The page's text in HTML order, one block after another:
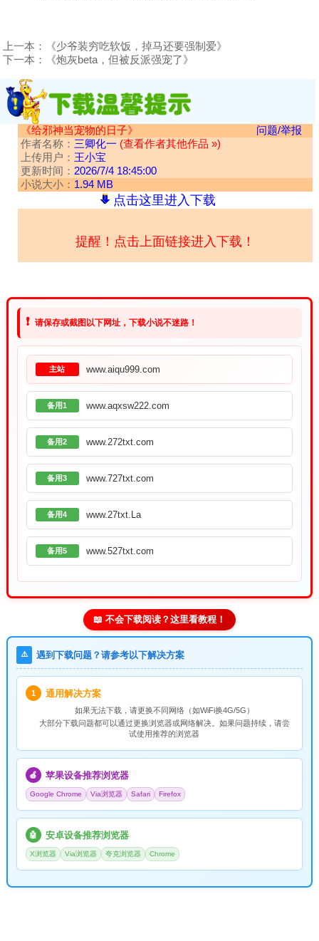
上一本：
《少爷装穷吃软饭，掉马还要强制爱》
下一本：
《炮灰beta，但被反派强宠了》
《给邪神当宠物的日子》
问题/举报
作者名称： 三卿化一 (查看作者其他作品 »)
上传用户： 王小宝
更新时间： 2026/7/4 18:45:00
小说大小： 1.94 MB
点击这里进入下载
提醒！点击上面链接进入下载！
❗ 请保存或截图以下网址，下载小说不迷路！
主站 www.aiqu999.com
备用1 www.aqxsw222.com
备用2 www.272txt.com
备用3 www.727txt.com
备用4 www.27txt.La
备用5 www.527txt.com
📖 不会下载阅读？这里看教程！
⚠️ 遇到下载问题？请参考以下解决方案
1 通用解决方案
如果无法下载，请更换不同网络（如WiFi换4G/5G）
大部分下载问题都可以通过更换浏览器或网络解决。如果问题持续，请尝
试使用推荐的浏览器
🍎 苹果设备推荐浏览器
Google Chrome Via浏览器 Safari Firefox
🤖 安卓设备推荐浏览器
X浏览器 Via浏览器 夸克浏览器 Chrome